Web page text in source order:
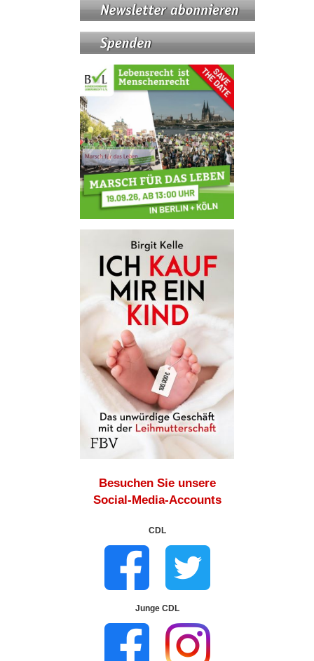
Besuchen Sie unsere
Social-Media-Accounts
CDL
Junge CDL